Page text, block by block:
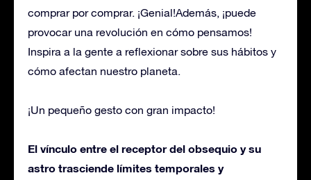
comprar por comprar. ¡Genial!Además, ¡puede
provocar una revolución en cómo pensamos!
Inspira a la gente a reflexionar sobre sus hábitos y
cómo afectan nuestro planeta.
¡Un pequeño gesto con gran impacto!
El vínculo entre el receptor del obsequio y su
astro trasciende límites temporales y